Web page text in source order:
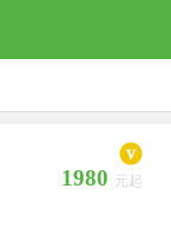
1980 元起